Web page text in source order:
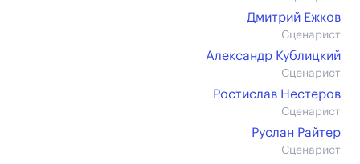
Дмитрий Ежков
Сценарист
Александр Кублицкий
Сценарист
Ростислав Нестеров
Сценарист
Руслан Райтер
Сценарист